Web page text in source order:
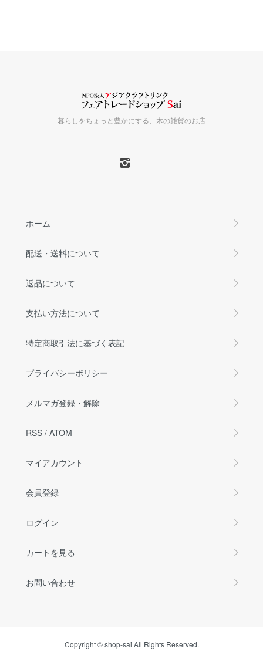
暮らしをちょっと豊かにする、木の雑貨のお店
ホーム
配送・送料について
返品について
支払い方法について
特定商取引法に基づく表記
プライバシーポリシー
メルマガ登録・解除
RSS / ATOM
マイアカウント
会員登録
ログイン
カートを見る
お問い合わせ
Copyright © shop-sai All Rights Reserved.